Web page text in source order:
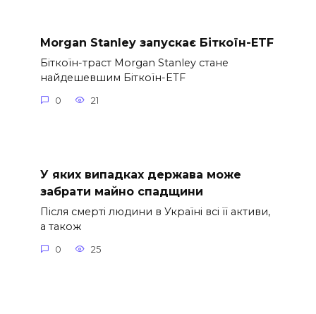
Morgan Stanley запускає Біткоїн-ETF
Біткоїн-траст Morgan Stanley стане
найдешевшим Біткоїн-ETF
0 21
У яких випадках держава може
забрати майно спадщини
Після смерті людини в Україні всі її активи,
а також
0 25